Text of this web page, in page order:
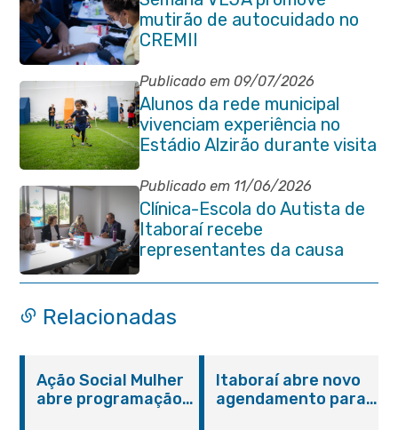
mutirão de autocuidado no
CREMII
Publicado em 09/07/2026
Alunos da rede municipal
vivenciam experiência no
Estádio Alzirão durante visita
pedagógica
Publicado em 11/06/2026
Clínica-Escola do Autista de
Itaboraí recebe
representantes da causa
atípica de Santa Catarina
Relacionadas
Ação Social Mulher
abre programação
Itaboraí abre novo
agendamento para